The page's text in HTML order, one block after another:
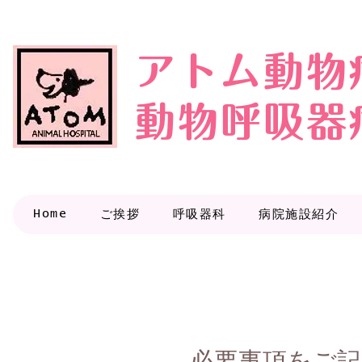
アトム動物
動物呼吸
Home ご挨拶 呼吸器科 病院施設紹介